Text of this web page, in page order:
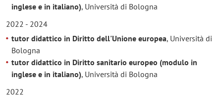
inglese e in italiano), Università di Bologna
2022 - 2024
tutor didattico in Diritto dell'Unione europea, Università di
Bologna
tutor didattico in Diritto sanitario europeo (modulo in
inglese e in italiano), Università di Bologna
2022